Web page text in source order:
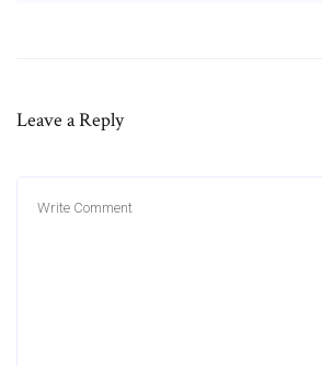
Leave a Reply